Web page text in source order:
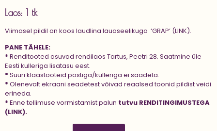
Laos: 1 tk
Viimasel pildil on koos laudlina lauaseelikuga ‘GRAP’ (LINK).
PANE TÄHELE:
* Renditooted asuvad rendilaos Tartus, Peetri 28. Saatmine üle
Eesti kulleriga lisatasu eest.
* Suuri klaastooteid postiga/kulleriga ei saadeta.
* Olenevalt ekraani seadetest võivad reaalsed toonid pildist veidi
erineda.
* Enne tellimuse vormistamist palun tutvu RENDITINGIMUSTEGA
(LINK).